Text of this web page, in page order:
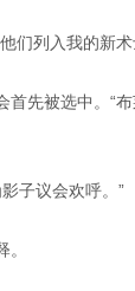
们列入我的新术
先被选中。“
子议会欢呼。”